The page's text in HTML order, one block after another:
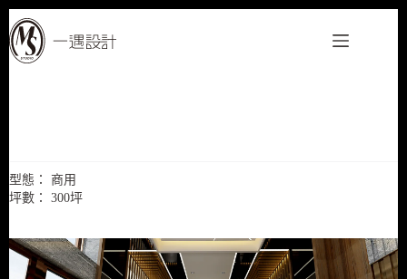
跳
至
主
型態： 商用
坪數： 300坪